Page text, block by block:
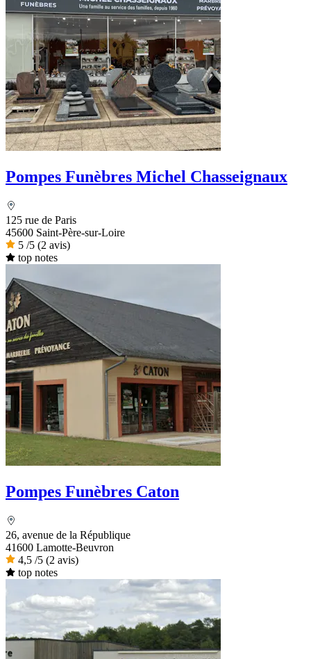
Pompes Funèbres Michel Chasseignaux
125 rue de Paris
45600 Saint-Père-sur-Loire
5 /5 (2 avis)
top notes
Pompes Funèbres Caton
26, avenue de la République
41600 Lamotte-Beuvron
4,5 /5 (2 avis)
top notes